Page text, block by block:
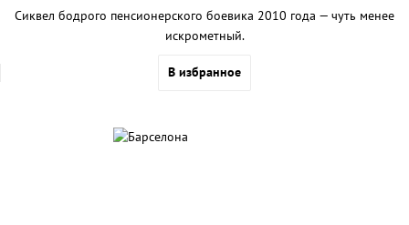
Сиквел бодрого пенсионерского боевика 2010 года — чуть менее
искрометный.
В избранное